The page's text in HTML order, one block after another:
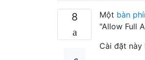
8 Một bàn
"Allow Full
Cài đặt này